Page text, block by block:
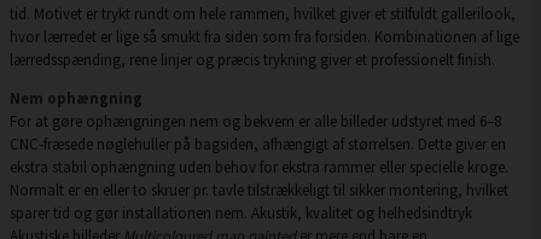
tid. Motivet er trykt rundt om hele rammen, hvilket giver et stilfuldt gallerilook,
hvor lærredet er lige så smukt fra siden som fra forsiden. Kombinationen af lige
lærredsspænding, rene linjer og præcis trykning giver et professionelt finish.
Nem ophængning
For at gøre ophængningen nem og bekvem er alle billeder udstyret med 6–8
CNC-fræsede nøglehuller på bagsiden, afhængigt af størrelsen. Dette giver en
ekstra stabil ophængning uden behov for ekstra rammer eller specielle kroge.
Normalt er en eller to skruer pr. tavle tilstrækkeligt til sikker montering, hvilket
sparer tid og gør installationen nem. Akustik, kvalitet og helhedsindtryk